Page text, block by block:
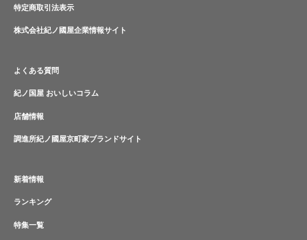
特定商取引法表示
株式会社紀ノ國屋企業情報サイト
よくある質問
紀ノ国屋 おいしいコラム
店舗情報
調進所紀ノ國屋京町家ブランドサイト
新着情報
ランキング
特集一覧